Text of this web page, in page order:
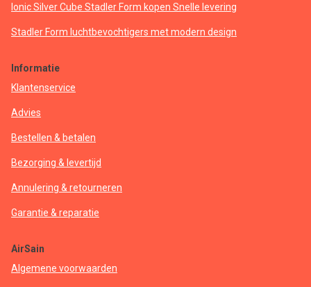
Ionic Silver Cube Stadler Form kopen Snelle levering
Stadler Form luchtbevochtigers met modern design
Informatie
Klantenservice
Advies
Bestellen & betalen
Bezorging & levertijd
Annulering & retourneren
Garantie & reparatie
AirSain
Algemene voorwaarden